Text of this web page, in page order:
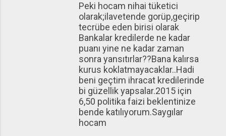
Peki hocam nihai tüketici
olarak;ilavetende gorüp,geçirip
tecrübe eden birisi olarak
Bankalar kredilerde ne kadar
puanı yine ne kadar zaman
sonra yansıtırlar??Bana kalırsa
kurus koklatmayacaklar..Hadi
beni geçtim ihracat kredilerinde
bi güzellik yapsalar.2015 için
6,50 politika faizi beklentinize
bende katılıyorum.Saygılar
hocam